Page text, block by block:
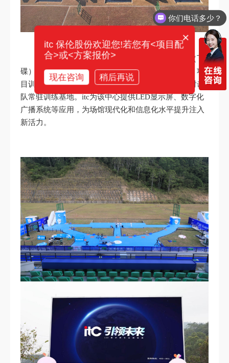
广州飞碟训练中心是第十五届全国运动会射击（飞
碟）比赛场馆，不仅是广东省唯一一个射击（飞碟）项
目训练场地及比赛场地，也是国家射击队及广东省射击
队常驻训练基地。itc为该中心提供LED显示屏、数字化
广播系统等应用，为场馆现代化和信息化水平提升注入
新活力。
需要产品报价
×
itc 保伦股份欢迎您!若您有<项目配
合>或<方案报价>
现在咨询 稍后再说